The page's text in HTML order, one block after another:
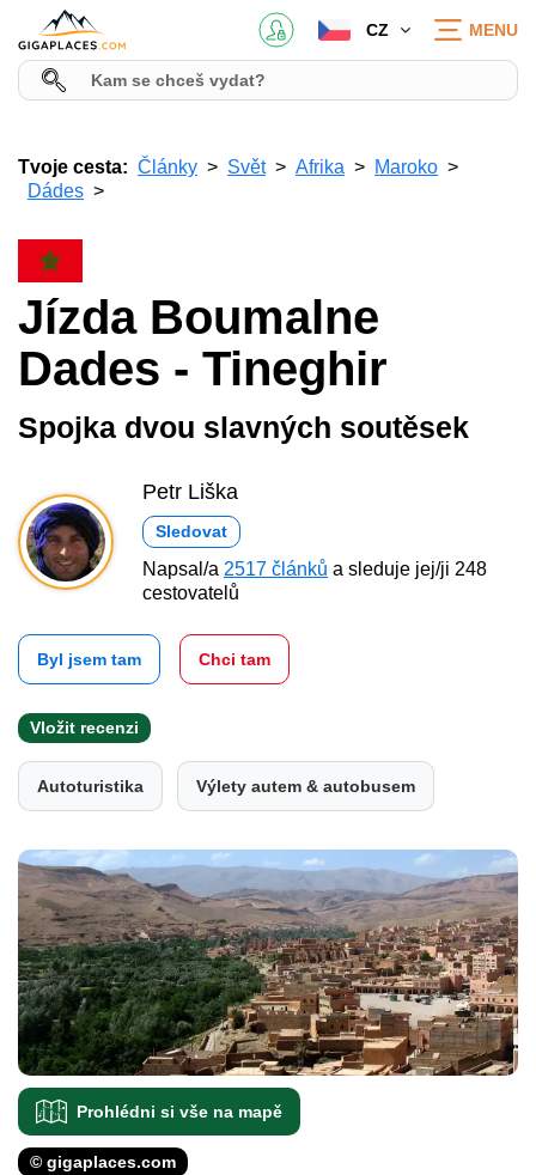
CZ MENU
Tvoje cesta: Články Svět Afrika
Maroko
Dádes
Jízda Boumalne
Dades - Tineghir
Spojka dvou slavných soutěsek
Petr Liška
Sledovat
Napsal/a 2517 článků a sleduje jej/ji 248
cestovatelů
Byl jsem tam Chci tam
Vložit recenzi
Autoturistika Výlety autem & autobusem
Prohlédni si vše na mapě
© gigaplaces.com